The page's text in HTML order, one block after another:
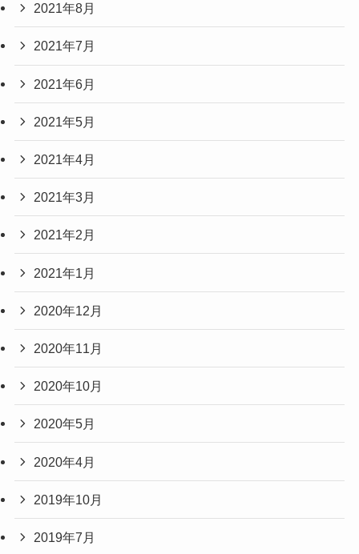
2021年8月
2021年7月
2021年6月
2021年5月
2021年4月
2021年3月
2021年2月
2021年1月
2020年12月
2020年11月
2020年10月
2020年5月
2020年4月
2019年10月
2019年7月